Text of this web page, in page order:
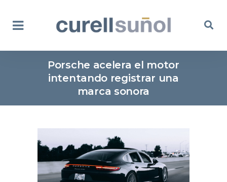
Porsche acelera el motor
intentando registrar una
marca sonora